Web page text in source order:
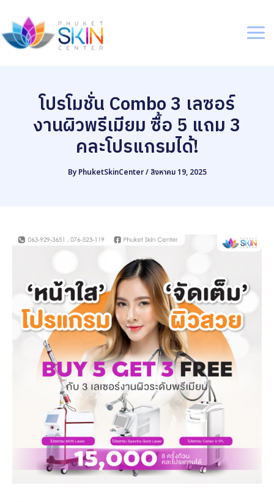
content
โปรโมชั่น Combo 3 เลซอร์
งานผิวพรีเมียม ซื้อ 5 แถม 3
คละโปรแกรมได้!
By PhuketSkinCenter/สิงหาคม 19, 2025